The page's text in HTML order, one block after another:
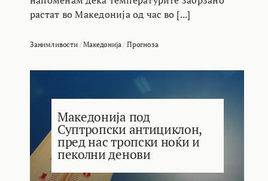
растат во Македонија од час во [...]
Занимливости/Македонија/Прогноза
Македонија под
Суптропски антициклон,
пред нас тропски ноќи и
пеколни денови